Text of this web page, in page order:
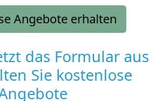
Angebote erhalten
das Formular aus
Sie kostenlose